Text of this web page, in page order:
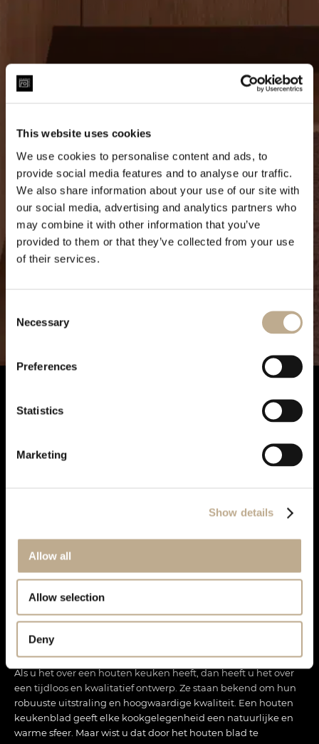
This website uses cookies
We use cookies to personalise content and ads, to
provide social media features and to analyse our traffic.
We also share information about your use of our site with
our social media, advertising and analytics partners who
may combine it with other information that you’ve
provided to them or that they’ve collected from your use
of their services.
Selection
Necessary
Preferences
Statistics
Marketing
Show details
Allow all
Allow selection
Deny
De voordelen van houten keukens
Als u het over een houten keuken heeft, dan heeft u het over
een tijdloos en kwalitatief ontwerp. Ze staan bekend om hun
robuuste uitstraling en hoogwaardige kwaliteit. Een houten
keukenblad geeft elke kookgelegenheid een natuurlijke en
warme sfeer. Maar wist u dat door het houten blad te